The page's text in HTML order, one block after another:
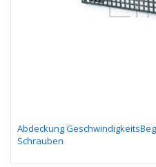
Abdeckung
Schrauben